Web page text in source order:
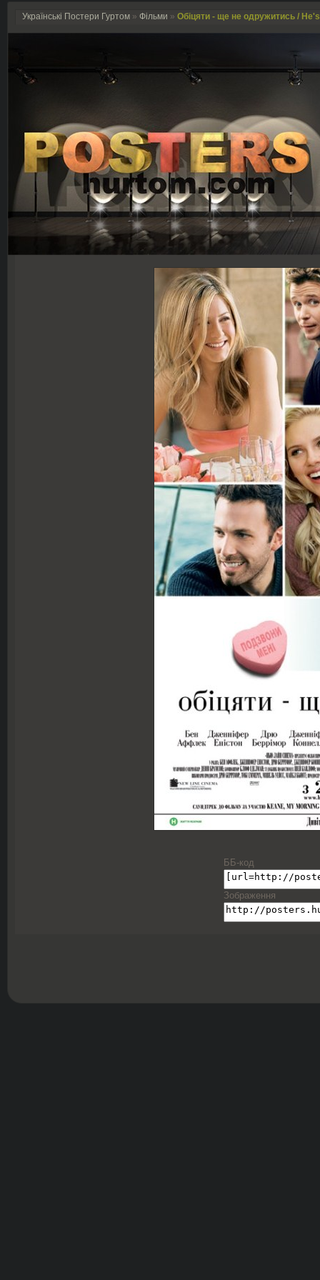
Українські Постери Гуртом » Фільми » Обіцяти - ще не одружитись /
ББ-код
Зображення